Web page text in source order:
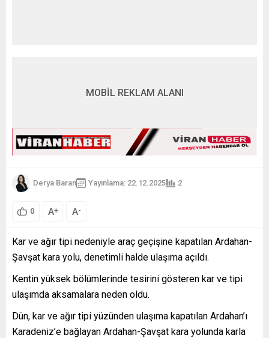
MOBİL REKLAM ALANI
Derya Baran Yayınlama: 22.12.2025 2
0 A+ A-
Kar ve ağır tipi nedeniyle araç geçişine kapatılan Ardahan-
Şavşat kara yolu, denetimli halde ulaşıma açıldı.
Kentin yüksek bölümlerinde tesirini gösteren kar ve tipi
ulaşımda aksamalara neden oldu.
Dün, kar ve ağır tipi yüzünden ulaşıma kapatılan Ardahan’ı
Karadeniz’e bağlayan Ardahan-Şavşat kara yolunda karla